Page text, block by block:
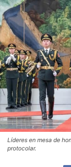
Líderes en mesa de
protocolar.